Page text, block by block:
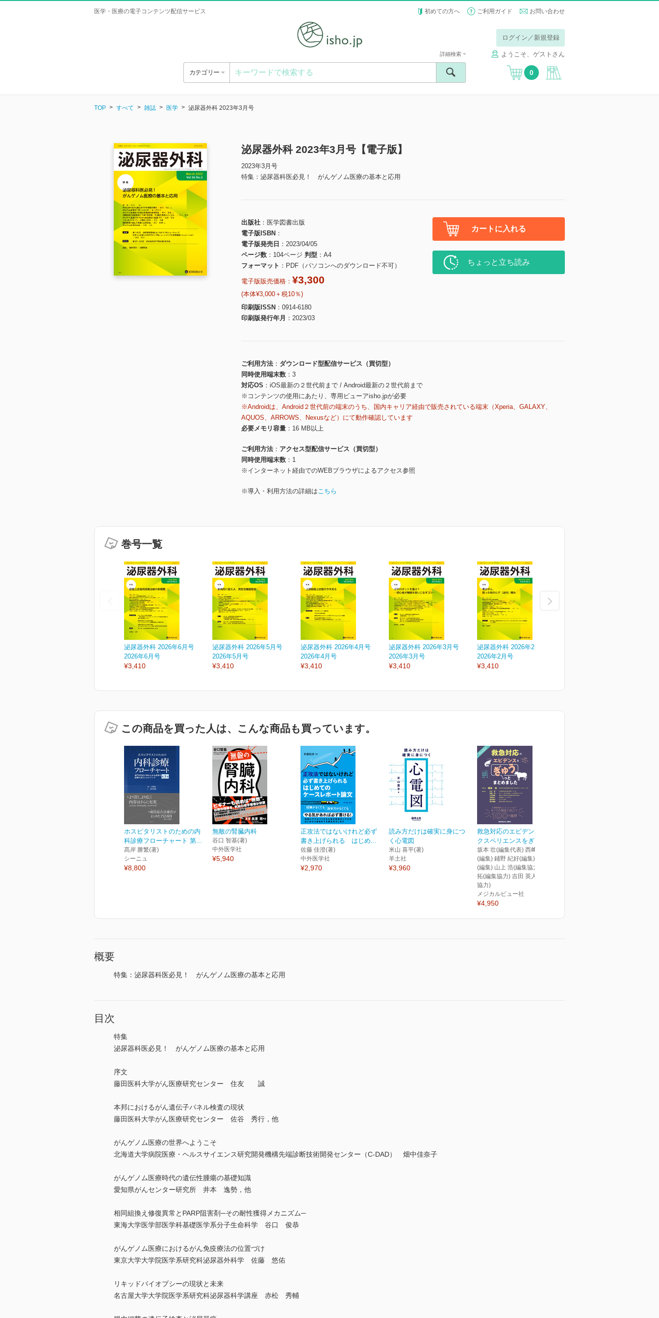
医学・医療の電子コンテンツ配信サービス 初めての方へ ご利用ガイド お問い合わせ
ログイン／新規登録
ようこそ、ゲストさん
カテゴリー
詳細検索
0
TOP すべて 雑誌 医学 泌尿器外科 2023年3月号
泌尿器外科 2023年3月号【電子版】
2023年3月号
特集：泌尿器科医必見！ がんゲノム医療の基本と応用
出版社
医学図書出版
電子版ISBN
電子版発売日
2023/04/05
ページ数
104ページ 判型
A4
フォーマット
PDF（パソコンへのダウンロード不可）
電子版販売価格： ¥3,300
(本体¥3,000＋税10％)
印刷版ISSN
0914-6180
印刷版発行年月
2023/03
カートに入れる
ちょっと立ち読み
ご利用方法
ダウンロード型配信サービス（買切型）
同時使用端末数
3
対応OS
iOS最新の２世代前まで / Android最新の２世代前まで
※コンテンツの使用にあたり、専用ビューアisho.jpが必要
※Androidは、Android２世代前の端末のうち、国内キャリア経由で販売されている端末（Xperia、GALAXY、
AQUOS、ARROWS、Nexusなど）にて動作確認しています
必要メモリ容量
16 MB以上
ご利用方法
アクセス型配信サービス（買切型）
同時使用端末数
1
※インターネット経由でのWEBブラウザによるアクセス参照
※導入・利用方法の詳細はこちら
巻号一覧
泌尿器外科 2026年6月号
2026年6月号
¥3,410
泌尿器外科 2026年5月号
2026年5月号
¥3,410
泌尿器外科 2026年4月号
2026年4月号
¥3,410
泌尿器外科 2026年3月号
2026年3月号
¥3,410
泌尿器外科 2026年2月号
2026年2月号
¥3,410
この商品を買った人は、こんな商品も買っています。
ホスピタリストのための内
科診療フローチャート 第...
髙岸 勝繁(著)
シーニュ
¥8,800
無敵の腎臓内科
谷口 智基(著)
中外医学社
¥5,940
正攻法ではないけれど必ず
書き上げられる はじめ...
佐藤 佳澄(著)
中外医学社
¥2,970
読み方だけは確実に身につ
く心電図
米山 喜平(著)
羊土社
¥3,960
救急対応のエビデンス・エ
クスペリエンスをぎゅう...
坂本 壮(編集代表) 西﨑 祐史
(編集) 鋪野 紀好(編集) 水野 篤
(編集) 山上 浩(編集協力) 舩越
拓(編集協力) 吉田 英人(編集
協力)
メジカルビュー社
¥4,950
概要
特集：泌尿器科医必見！ がんゲノム医療の基本と応用
目次
特集
泌尿器科医必見！ がんゲノム医療の基本と応用
序文
藤田医科大学がん医療研究センター 住友 誠
本邦におけるがん遺伝子パネル検査の現状
藤田医科大学がん医療研究センター 佐谷 秀行，他
がんゲノム医療の世界へようこそ
北海道大学病院医療・ヘルスサイエンス研究開発機構先端診断技術開発センター（C-DAD） 畑中佳奈子
がんゲノム医療時代の遺伝性腫瘍の基礎知識
愛知県がんセンター研究所 井本 逸勢，他
相同組換え修復異常とPARP阻害剤─その耐性獲得メカニズム─
東海大学医学部医学科基礎医学系分子生命科学 谷口 俊恭
がんゲノム医療におけるがん免疫療法の位置づけ
東京大学大学院医学系研究科泌尿器外科学 佐藤 悠佑
リキッドバイオプシーの現状と未来
名古屋大学大学院医学系研究科泌尿器科学講座 赤松 秀輔